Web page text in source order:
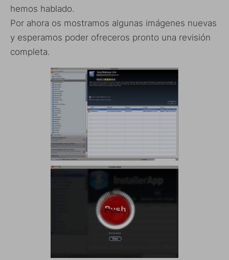
hemos hablado.
Por ahora os mostramos algunas imágenes nuevas
y esperamos poder ofreceros pronto una revisión
completa.